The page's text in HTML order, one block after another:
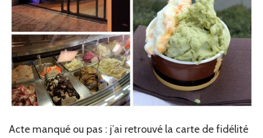
Acte manqué ou pas : j’ai retrouvé la carte de fidélité